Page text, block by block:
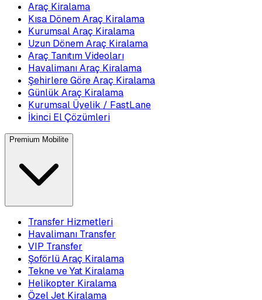
Araç Kiralama
Kısa Dönem Araç Kiralama
Kurumsal Araç Kiralama
Uzun Dönem Araç Kiralama
Araç Tanıtım Videoları
Havalimanı Araç Kiralama
Şehirlere Göre Araç Kiralama
Günlük Araç Kiralama
Kurumsal Üyelik / FastLane
İkinci El Çözümleri
Premium Mobilite
Transfer Hizmetleri
Havalimanı Transfer
VIP Transfer
Şoförlü Araç Kiralama
Tekne ve Yat Kiralama
Helikopter Kiralama
Özel Jet Kiralama